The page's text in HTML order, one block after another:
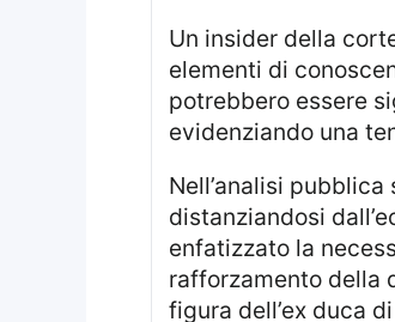
Un insider della corte ha sottolineato che la situazione non è da prendere alla leggera: se dovessero emergere
elementi di
potrebbero essere
evidenziando una
Nell’analisi pubblica si è osservato come la famiglia abbia cercato di preservare la normalità dell’evento,
distanziandosi
enfatizzato la
rafforzamento della
figura dell’ex duca